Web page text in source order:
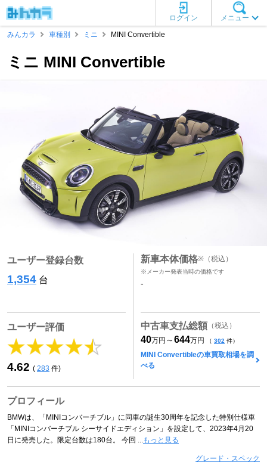
メニュー
ログイン
みんカラ
車種別 ミニ MINI Convertible
ミニ MINI Convertible
ユーザー登録台数
1,354 台
ユーザー評価
4.62 ( 283 件)
新車本体価格※ （税込）
※メーカー発表当時の価格です
-
中古車支払総額 （税込）
40万円 ～644万円 （ 302 件）
MINI Convertibleの車買取相場を調
べる
プロフィール
BMWは、「MINIコンバーチブル」に同車の誕生30周年を記念した特別仕様車
「MINIコンバーチブル シーサイドエディション」を設定して、2023年4月20
日に発売した。限定台数は180台。 今回 ...
もっと見る
グレード・スペック